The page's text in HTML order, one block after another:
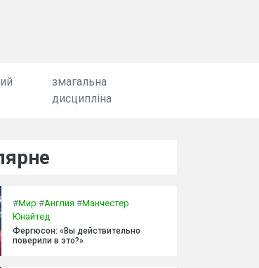
змагальна
дисципліна
#Мир #Англия #Манчестер
Юнайтед
Фергюсон: «Вы действительно
поверили в это?»